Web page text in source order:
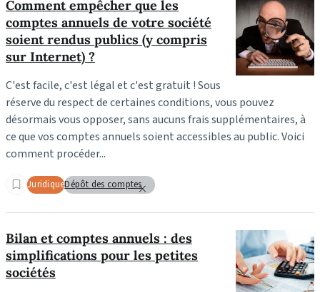
Comment empêcher que les
comptes annuels de votre société
soient rendus publics (y compris
sur Internet) ?
C'est facile, c'est légal et c'est gratuit ! Sous
réserve du respect de certaines conditions, vous pouvez
désormais vous opposer, sans aucuns frais supplémentaires, à
ce que vos comptes annuels soient accessibles au public. Voici
comment procéder...
JuridiqueDépôt des comptes
Bilan et comptes annuels : des
simplifications pour les petites
sociétés